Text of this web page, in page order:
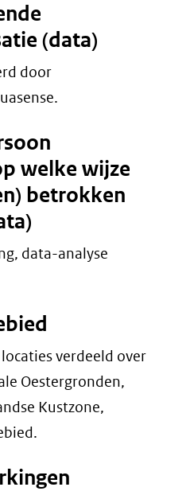
(data)
door
welke wijze
betrokken
data-analyse
verdeeld over
Oestergronden,
Kustzone,